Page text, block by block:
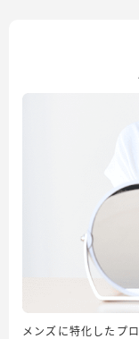
メンズに特化したプ